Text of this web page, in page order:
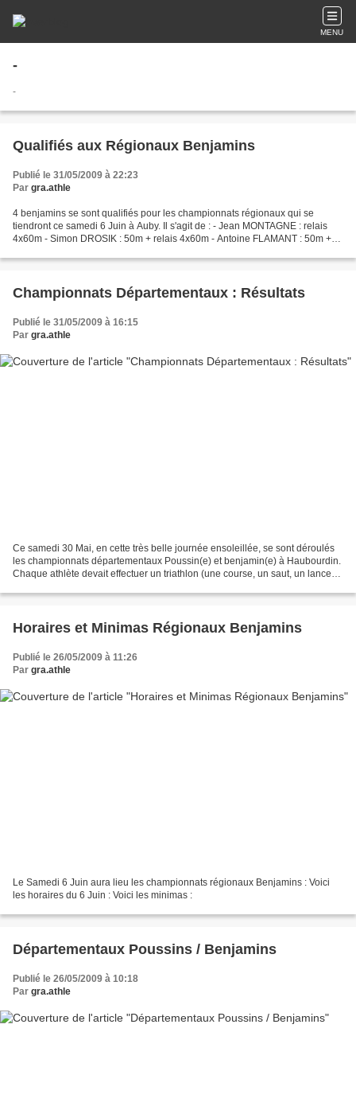
MENU
-
-
Qualifiés aux Régionaux Benjamins
Publié le 31/05/2009 à 22:23
Par gra.athle
4 benjamins se sont qualifiés pour les championnats régionaux qui se
tiendront ce samedi 6 Juin à Auby. Il s'agit de : - Jean MONTAGNE : relais
4x60m - Simon DROSIK : 50m + relais 4x60m - Antoine FLAMANT : 50m +
Championnats Départementaux : Résultats
Publié le 31/05/2009 à 16:15
Par gra.athle
Ce samedi 30 Mai, en cette très belle journée ensoleillée, se sont déroulés
les championnats départementaux Poussin(e) et benjamin(e) à Haubourdin.
Chaque athlète devait effectuer un triathlon (une course, un saut, un lancer)
Horaires et Minimas Régionaux Benjamins
Publié le 26/05/2009 à 11:26
Par gra.athle
Le Samedi 6 Juin aura lieu les championnats régionaux Benjamins : Voici
les horaires du 6 Juin : Voici les minimas :
Départementaux Poussins / Benjamins
Publié le 26/05/2009 à 10:18
Par gra.athle